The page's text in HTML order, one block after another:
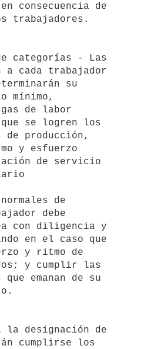
consecuencia de
trabajadores.
a cada trabajador
su
mínimo,
de labor
que se logren los
de producción,
y esfuerzo
de servicio
debe
con diligencia y
en el caso que
y ritmo de
y cumplir las
emanan de su
cumplirse los